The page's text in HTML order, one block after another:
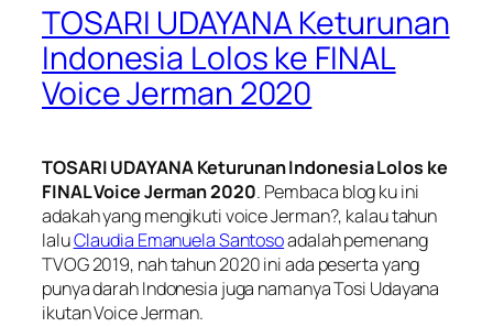
TOSARI UDAYANA Keturunan
Indonesia Lolos ke FINAL
Voice Jerman 2020
TOSARI UDAYANA Keturunan Indonesia Lolos ke
FINAL Voice Jerman 2020. Pembaca blog ku ini
adakah yang mengikuti voice Jerman?, kalau tahun
laluClaudia Emanuela Santosoadalah pemenang
TVOG 2019, nah tahun 2020 ini ada peserta yang
punya darah Indonesia juga namanya Tosi Udayana
ikutan Voice Jerman.